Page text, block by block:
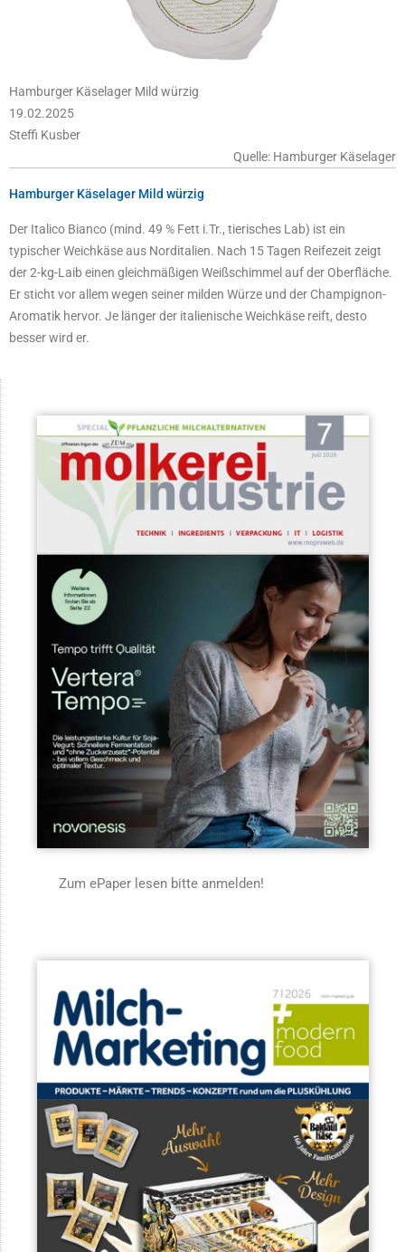
Hamburger Käselager Mild würzig
19.02.2025
Steffi Kusber
Quelle: Hamburger Käselager
Hamburger Käselager Mild würzig
Der Italico Bianco (mind. 49 % Fett i.Tr., tierisches Lab) ist ein
typischer Weichkäse aus Norditalien. Nach 15 Tagen Reifezeit zeigt
der 2-kg-Laib einen gleichmäßigen Weißschimmel auf der Oberfläche.
Er sticht vor allem wegen seiner milden Würze und der Champignon-
Aromatik hervor. Je länger der italienische Weichkäse reift, desto
besser wird er.
Zum ePaper lesen bitte anmelden!